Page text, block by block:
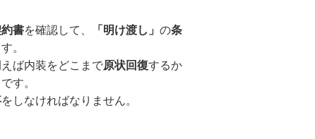
書を確認して、 「明け渡し」 の条
。
ば内装をどこまで原状回復するか
す。
をしなければなりません。